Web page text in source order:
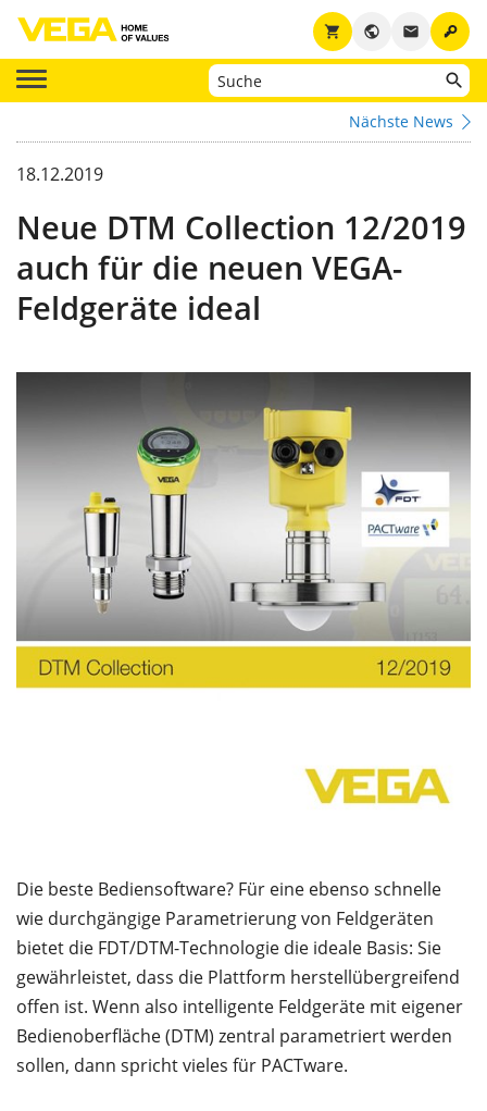
key
email
public
shopping_cart
Nächste News
18.12.2019
Neue DTM Collection 12/2019
auch für die neuen VEGA-
Feldgeräte ideal
Die beste Bediensoftware? Für eine ebenso schnelle
wie durchgängige Parametrierung von Feldgeräten
bietet die FDT/DTM-Technologie die ideale Basis: Sie
gewährleistet, dass die Plattform herstellübergreifend
offen ist. Wenn also intelligente Feldgeräte mit eigener
Bedienoberfläche (DTM) zentral parametriert werden
sollen, dann spricht vieles für PACTware.